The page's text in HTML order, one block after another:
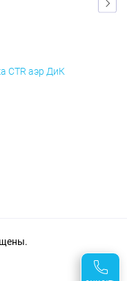
CTR аэр ДиК